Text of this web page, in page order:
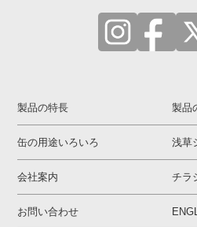
製品の特長 製品
缶の用途いろいろ 浅草
会社案内 チラ
お問い合わせ